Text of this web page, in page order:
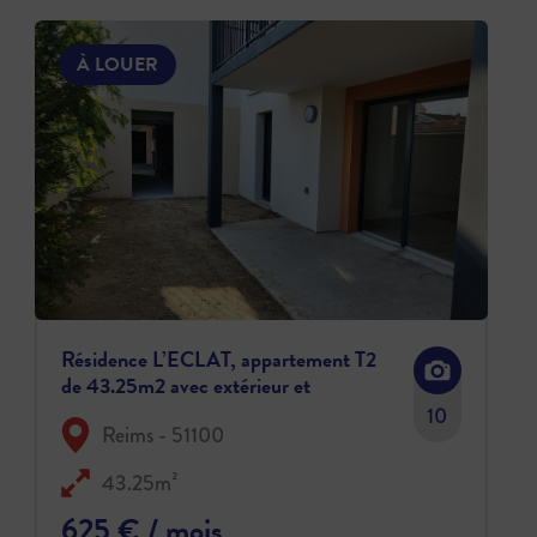
À LOUER
Résidence L’ECLAT, appartement T2
de 43.25m2 avec extérieur et
stationnement, disponible à partir du 15
juille Reims - 51100
43.25m²
10